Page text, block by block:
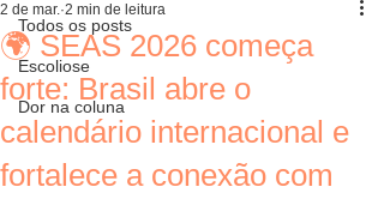
Todos os posts
Escoliose
Dor na coluna
🌍 SEAS 2026 começa
forte: Brasil abre o
calendário internacional e
fortalece a conexão com
2 de mar. 2 min de leitura